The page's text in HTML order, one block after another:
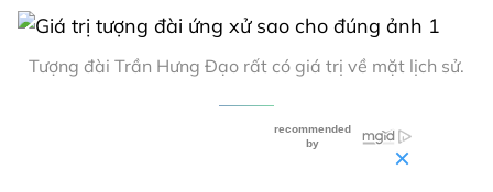
Tượng đài Trần Hưng Đạo rất có giá trị về mặt lịch sử.